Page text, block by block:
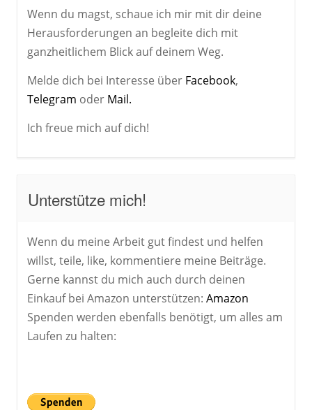
Wenn du magst, schaue ich mir mit dir deine
Herausforderungen an begleite dich mit
ganzheitlichem Blick auf deinem Weg.
Melde dich bei Interesse über Facebook,
Telegram oder Mail.
Ich freue mich auf dich!
Unterstütze mich!
Wenn du meine Arbeit gut findest und helfen
willst, teile, like, kommentiere meine Beiträge.
Gerne kannst du mich auch durch deinen
Einkauf bei Amazon unterstützen: Amazon
Spenden werden ebenfalls benötigt, um alles am
Laufen zu halten: